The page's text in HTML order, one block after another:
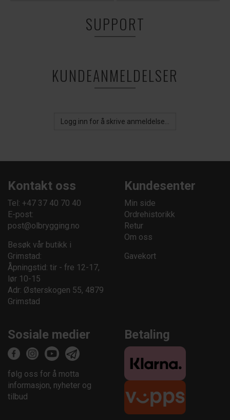
SUPPORT
KUNDEANMELDELSER
Logg inn for å skrive anmeldelse...
Kontakt oss
Tel: +47 37 40 70 40
E-post:
post@olbrygging.no
Besøk vår butikk i
Grimstad:
Åpningstid: tir - fre 12-17,
lør 10-15
Adr: Østerskogen 55, 4879
Grimstad
Kundesenter
Min side
Ordrehistorikk
Retur
Om oss
Gavekort
Sosiale medier
følg oss for å motta
informasjon, nyheter og
tilbud
Betaling